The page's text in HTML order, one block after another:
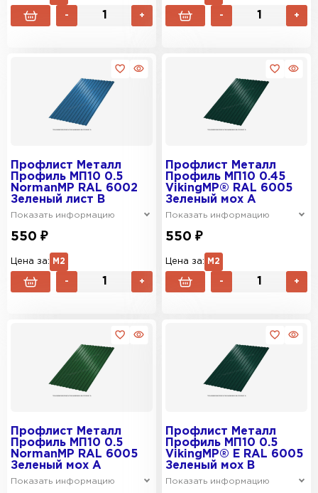
- + - +
Профлист Металл
Профиль МП10 0.5
NormanMP RAL 6002
Зеленый лист B
Показать информацию
550 ₽
Цена за: М2
- +
Профлист Металл
Профиль МП10 0.45
VikingMP® RAL 6005
Зеленый мох A
Показать информацию
550 ₽
Цена за: М2
- +
Профлист Металл
Профиль МП10 0.5
NormanMP RAL 6005
Зеленый мох A
Показать информацию
Профлист Металл
Профиль МП10 0.5
VikingMP® E RAL 6005
Зеленый мох B
Показать информацию